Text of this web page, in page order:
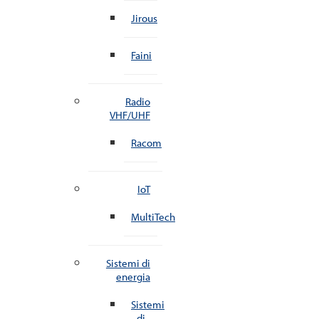
Jirous
Faini
Radio
VHF/UHF
Racom
IoT
MultiTech
Sistemi di
energia
Sistemi